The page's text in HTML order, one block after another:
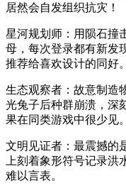
居然会自发组织抗灾！
星河规划师：用陨石撞
母，每次登录都有新发
推荐给喜欢设计的同好。
生态观察者：故意制造
光兔子后种群崩溃，深
果在同类游戏中很少见。
文明见证者：最震撼的
上刻着象形符号记录
难以言表。